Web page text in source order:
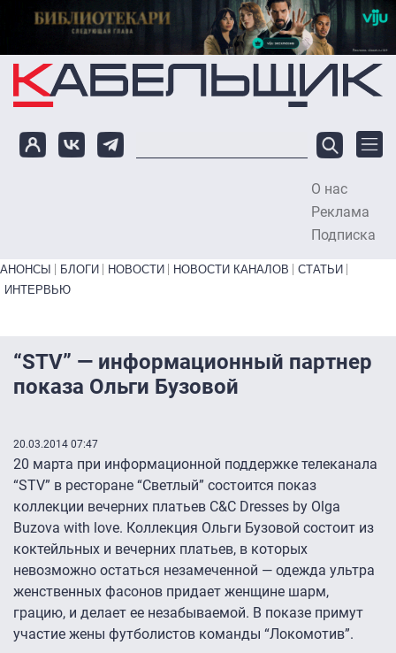
Перейти к основному содержанию
О нас
Реклама
Подписка
Primary links bottom
АНОНСЫ БЛОГИ НОВОСТИ НОВОСТИ КАНАЛОВ
СТАТЬИ
ИНТЕРВЬЮ
“STV” — информационный партнер
показа Ольги Бузовой
20.03.2014 07:47
20 марта при информационной поддержке телеканала
“STV” в ресторане “Светлый” состоится показ
коллекции вечерних платьев C&C Dresses by Olga
Buzova with love. Коллекция Ольги Бузовой состоит из
коктейльных и вечерних платьев, в которых
невозможно остаться незамеченной — одежда ультра
женственных фасонов придает женщине шарм,
грацию, и делает ее незабываемой. В показе примут
участие жены футболистов команды “Локомотив”.